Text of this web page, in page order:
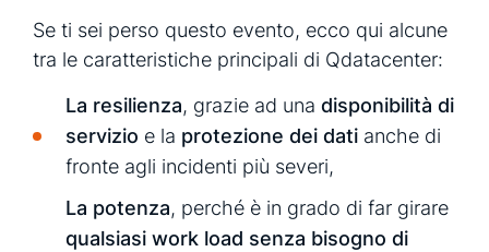
Se ti sei perso questo evento, ecco qui alcune
tra le caratteristiche principali di Qdatacenter:
La resilienza, grazie ad una disponibilità di
servizio e la protezione dei dati anche di
fronte agli incidenti più severi,
La potenza, perché è in grado di far girare
qualsiasi work load senza bisogno di